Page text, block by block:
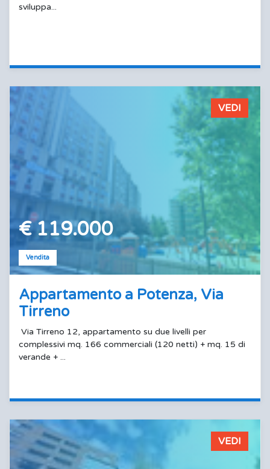
sviluppa...
VEDI
€ 119.000
Vendita
Appartamento a Potenza, Via
Tirreno
Via Tirreno 12, appartamento su due livelli per
complessivi mq. 166 commerciali (120 netti) + mq. 15 di
verande + ...
VEDI